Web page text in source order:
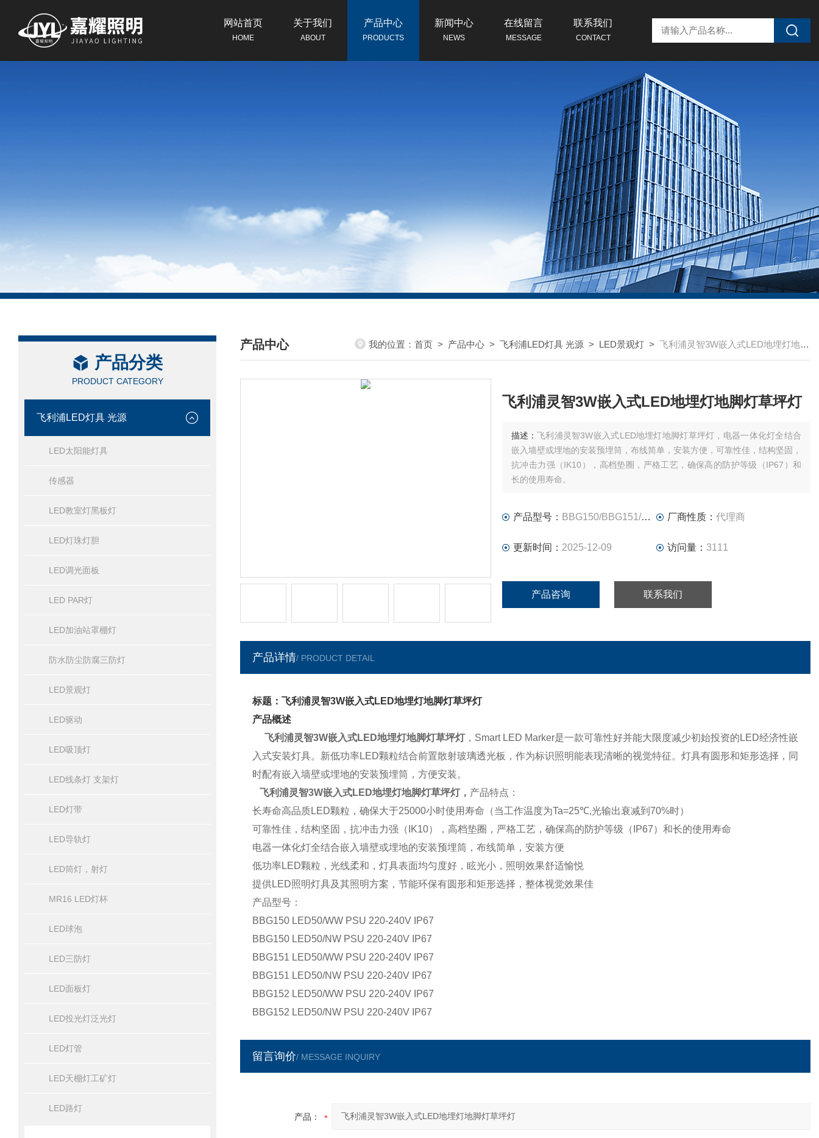
网站首页
HOME
关于我们
ABOUT
产品中心
PRODUCTS
新闻中心
NEWS
在线留言
MESSAGE
联系我们
CONTACT
产品分类
PRODUCT CATEGORY
飞利浦LED灯具 光源
LED太阳能灯具
传感器
LED教室灯黑板灯
LED灯珠灯胆
LED调光面板
LED PAR灯
LED加油站罩棚灯
防水防尘防腐三防灯
LED景观灯
LED驱动
LED吸顶灯
LED线条灯 支架灯
LED灯带
LED导轨灯
LED筒灯，射灯
MR16 LED灯杯
LED球泡
LED三防灯
LED面板灯
LED投光灯泛光灯
LED灯管
LED天棚灯工矿灯
LED路灯
产品中心
/ PRODUCTS CENTER
我的位置：首页 > 产品中心 >飞利浦LED灯具 光源 > LED景观灯 >飞利浦灵智3W嵌入式LED地埋灯地脚灯草坪灯
飞利浦灵智3W嵌入式LED地埋灯地脚灯草坪灯
描述： 飞利浦灵智3W嵌入式LED地埋灯地脚灯草坪灯，电器一体化灯全结合
嵌入墙壁或埋地的安装预埋筒，布线简单，安装方便，可靠性佳，结构坚固，
抗冲击力强（IK10），高档垫圈，严格工艺，确保高的防护等级（IP67）和
长的使用寿命。
产品型号： BBG150/BBG151/BBG152 厂商性质： 代理商
更新时间： 2025-12-09 访问量： 3111
产品咨询 联系我们
产品详情/ PRODUCT DETAIL
标题：飞利浦灵智3W嵌入式LED地埋灯地脚灯草坪灯
产品概述
飞利浦灵智3W嵌入式LED地埋灯地脚灯草坪灯，Smart LED Marker是一款可靠性好并能大限度减少初始投资的LED经济性嵌
入式安装灯具。新低功率LED颗粒结合前置散射玻璃透光板，作为标识照明能表现清晰的视觉特征。灯具有圆形和矩形选择，同
时配有嵌入墙壁或埋地的安装预埋筒，方便安装。
飞利浦灵智3W嵌入式LED地埋灯地脚灯草坪灯， 产品特点：
长寿命高品质LED颗粒，确保大于25000小时使用寿命（当工作温度为Ta=25℃,光输出衰减到70%时）
可靠性佳，结构坚固，抗冲击力强（IK10），高档垫圈，严格工艺，确保高的防护等级（IP67）和长的使用寿命
电器一体化灯全结合嵌入墙壁或埋地的安装预埋筒，布线简单，安装方便
低功率LED颗粒，光线柔和，灯具表面均匀度好，眩光小，照明效果舒适愉悦
提供LED照明灯具及其照明方案，节能环保有圆形和矩形选择，整体视觉效果佳
产品型号：
BBG150 LED50/WW PSU 220-240V IP67
BBG150 LED50/NW PSU 220-240V IP67
BBG151 LED50/WW PSU 220-240V IP67
BBG151 LED50/NW PSU 220-240V IP67
BBG152 LED50/WW PSU 220-240V IP67
BBG152 LED50/NW PSU 220-240V IP67
留言询价/ MESSAGE INQUIRY
产品：